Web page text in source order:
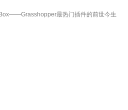
最热门插件的前世今生